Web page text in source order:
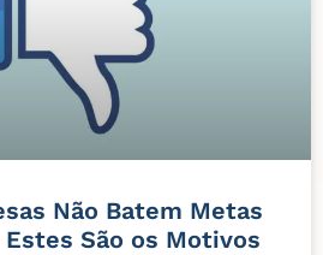
Não Batem Metas
São os Motivos